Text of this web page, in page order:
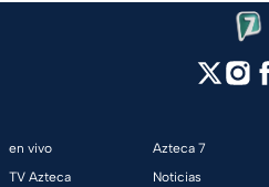
en vivo
TV Azteca
Azteca 7
Noticias